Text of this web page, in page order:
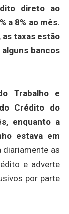
direto ao
a 8% ao mês.
taxas estão
bancos
Trabalho e
Crédito do
enquanto a
estava em
as
e adverte
por parte